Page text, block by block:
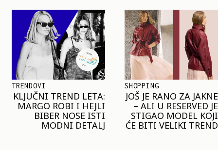
SHOPPING
JOŠ JE RANO ZA JAKNE
– ALI U RESERVED JE
STIGAO MODEL KOJI
ĆE BITI VELIKI TREND
TRENDOVI
NAJVEĆI MIKRO-
TREND SEZONE VAS
POZIVA DA SPOJITE
NESPOJIVO